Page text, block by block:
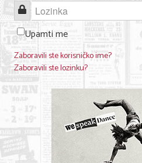
Lozinka
Upamti me
Zaboravili ste korisničko ime?
Zaboravili ste lozinku?